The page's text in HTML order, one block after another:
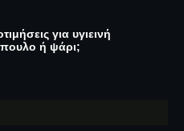
για υγιεινή
ή ψάρι;